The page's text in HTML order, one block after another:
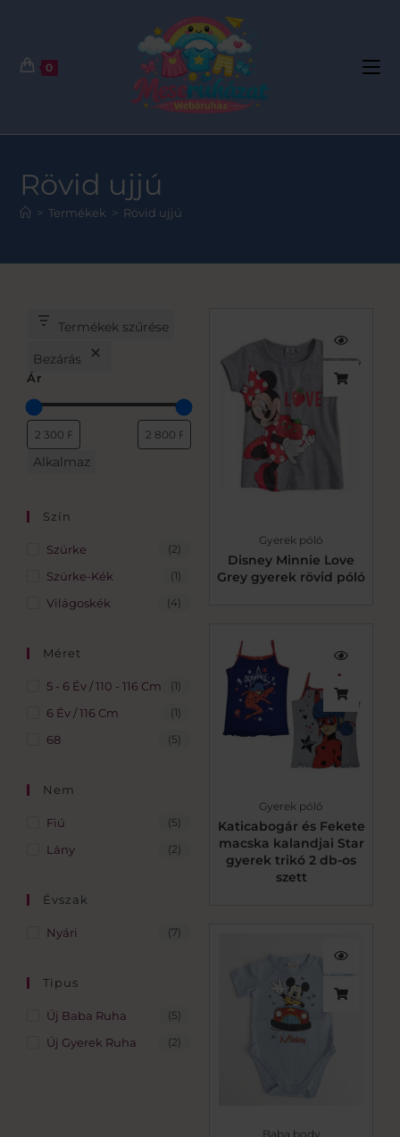
0
Rövid ujjú
> Termékek > Rövid ujjú
Gyerek póló
Disney Minnie Love
Grey gyerek rövid póló
Gyerek póló
Katicabogár és Fekete
macska kalandjai Star
gyerek trikó 2 db-os
szett
Baba body
Termékek szűrése
Bezárás
Ár
Alkalmaz
Szín
Szürke (2)
Szürke-Kék (1)
Világoskék (4)
Méret
5 - 6 Év / 110 - 116 Cm (1)
6 Év / 116 Cm (1)
68 (5)
Nem
Fiú (5)
Lány (2)
Évszak
Nyári (7)
Tipus
Új Baba Ruha (5)
Új Gyerek Ruha (2)